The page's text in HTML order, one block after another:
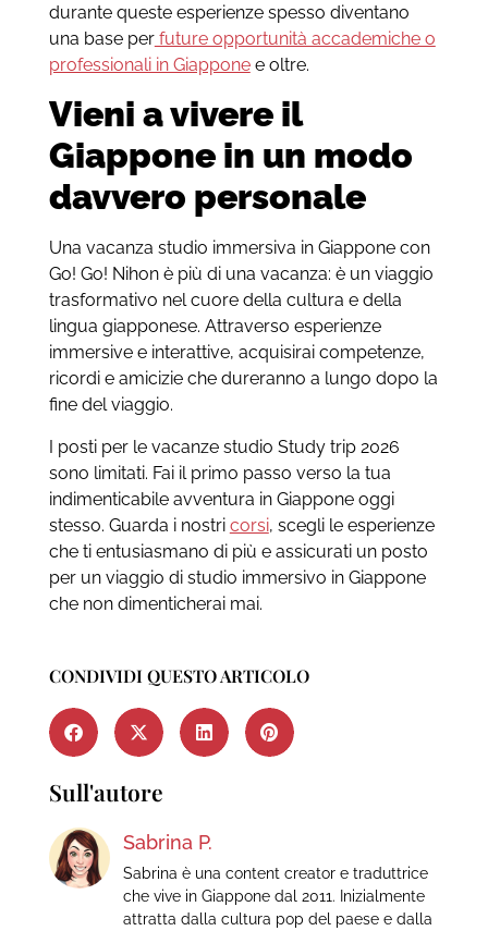
durante queste esperienze spesso diventano
una base perfuture opportunità accademiche o
professionali in Giapponee oltre.
Vieni a vivere il
Giappone in un modo
davvero personale
Una vacanza studio immersiva in Giappone con
Go! Go! Nihon è più di una vacanza: è un viaggio
trasformativo nel cuore della cultura e della
lingua giapponese. Attraverso esperienze
immersive e interattive, acquisirai competenze,
ricordi e amicizie che dureranno a lungo dopo la
fine del viaggio.
I posti per le vacanze studio Study trip 2026
sono limitati. Fai il primo passo verso la tua
indimenticabile avventura in Giappone oggi
stesso. Guarda i nostri corsi, scegli le esperienze
che ti entusiasmano di più e assicurati un posto
per un viaggio di studio immersivo in Giappone
che non dimenticherai mai.
CONDIVIDI QUESTO ARTICOLO
Sull'autore
Sabrina P.
Sabrina è una content creator e traduttrice
che vive in Giappone dal 2011. Inizialmente
attratta dalla cultura pop del paese e dalla